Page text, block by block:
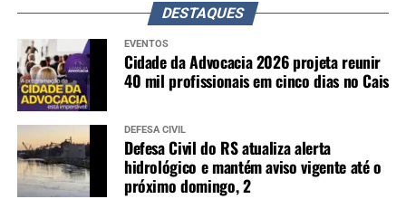
DESTAQUES
EVENTOS
Cidade da Advocacia 2026 projeta reunir
40 mil profissionais em cinco dias no Cais
DEFESA CIVIL
Defesa Civil do RS atualiza alerta
hidrológico e mantém aviso vigente até o
próximo domingo, 2